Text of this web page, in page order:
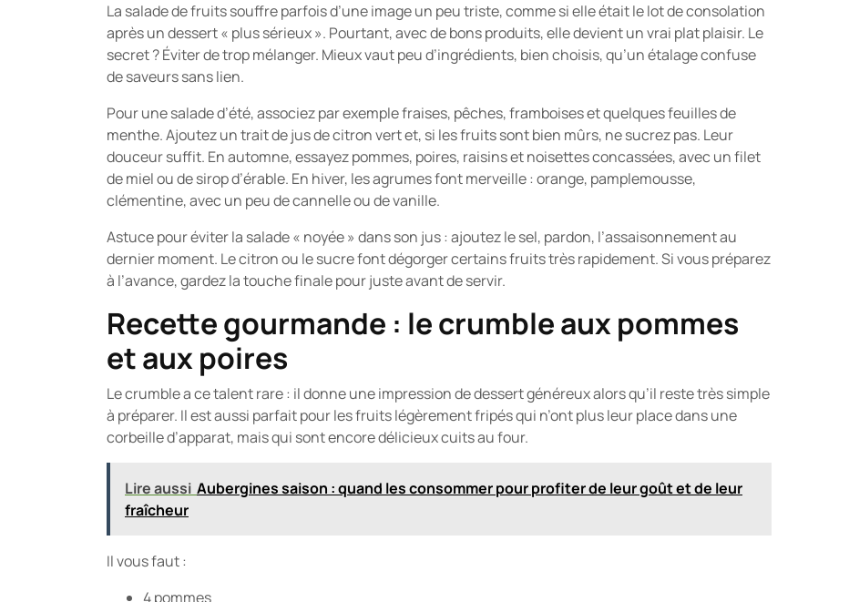
La salade de fruits souffre parfois d’une image un peu triste, comme si elle était le lot de consolation
après un dessert « plus sérieux ». Pourtant, avec de bons produits, elle devient un vrai plat plaisir. Le
secret ? Éviter de trop mélanger. Mieux vaut peu d’ingrédients, bien choisis, qu’un étalage confuse
de saveurs sans lien.
Pour une salade d’été, associez par exemple fraises, pêches, framboises et quelques feuilles de
menthe. Ajoutez un trait de jus de citron vert et, si les fruits sont bien mûrs, ne sucrez pas. Leur
douceur suffit. En automne, essayez pommes, poires, raisins et noisettes concassées, avec un filet
de miel ou de sirop d’érable. En hiver, les agrumes font merveille : orange, pamplemousse,
clémentine, avec un peu de cannelle ou de vanille.
Astuce pour éviter la salade « noyée » dans son jus : ajoutez le sel, pardon, l’assaisonnement au
dernier moment. Le citron ou le sucre font dégorger certains fruits très rapidement. Si vous préparez
à l’avance, gardez la touche finale pour juste avant de servir.
Recette gourmande : le crumble aux pommes
et aux poires
Le crumble a ce talent rare : il donne une impression de dessert généreux alors qu’il reste très simple
à préparer. Il est aussi parfait pour les fruits légèrement fripés qui n’ont plus leur place dans une
corbeille d’apparat, mais qui sont encore délicieux cuits au four.
Lire aussi Aubergines saison : quand les consommer pour profiter de leur goût et de leur
fraîcheur
Il vous faut :
4 pommes